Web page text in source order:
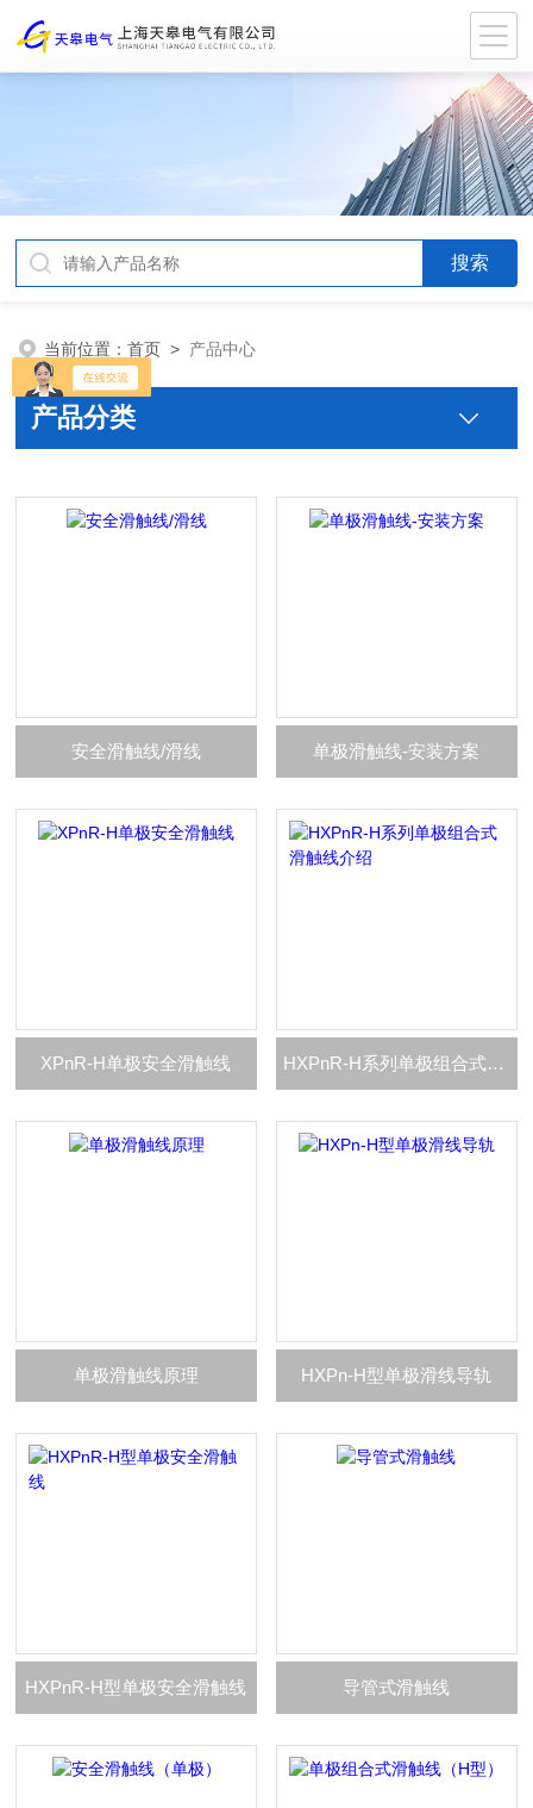
当前位置：首页 > 产品中心
产品分类
安全滑触线/滑线 单极滑触线-安装方案
XPnR-H单极安全滑触线 HXPnR-H系列单极组合式滑触线介绍
单极滑触线原理 HXPn-H型单极滑线导轨
HXPnR-H型单极安全滑触线 导管式滑触线